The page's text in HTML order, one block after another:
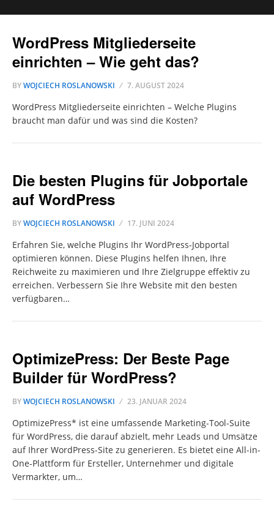
WordPress Mitgliederseite
einrichten – Wie geht das?
BYWOJCIECH ROSLANOWSKI 7. AUGUST 2024
WordPress Mitgliederseite einrichten – Welche Plugins
braucht man dafür und was sind die Kosten?
Die besten Plugins für Jobportale
auf WordPress
BYWOJCIECH ROSLANOWSKI 17. JUNI 2024
Erfahren Sie, welche Plugins Ihr WordPress-Jobportal
optimieren können. Diese Plugins helfen Ihnen, Ihre
Reichweite zu maximieren und Ihre Zielgruppe effektiv zu
erreichen. Verbessern Sie Ihre Website mit den besten
verfügbaren…
OptimizePress: Der Beste Page
Builder für WordPress?
BYWOJCIECH ROSLANOWSKI 23. JANUAR 2024
OptimizePress* ist eine umfassende Marketing-Tool-Suite
für WordPress, die darauf abzielt, mehr Leads und Umsätze
auf Ihrer WordPress-Site zu generieren. Es bietet eine All-in-
One-Plattform für Ersteller, Unternehmer und digitale
Vermarkter, um…